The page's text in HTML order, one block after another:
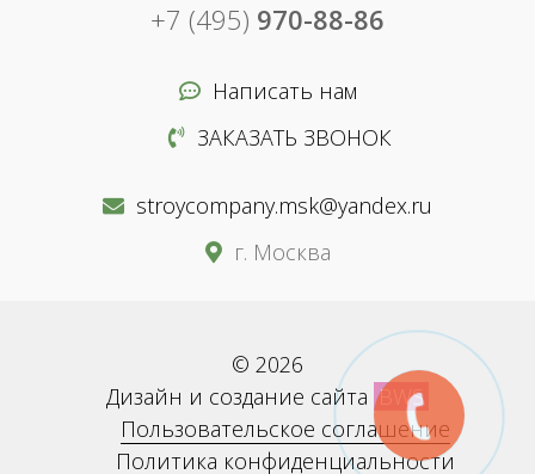
+7 (495) 970-88-86
Написать нам
ЗАКАЗАТЬ ЗВОНОК
stroycompany.msk@yandex.ru
г. Москва
© 2026
Дизайн и создание сайта BWS
Пользовательское соглашение
Политика конфиденциальности